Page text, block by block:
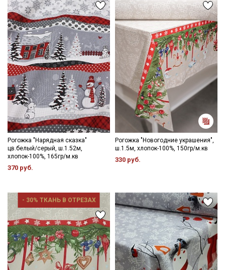
Рогожка "Нарядная сказка"
цв.белый/серый, ш.1.52м,
хлопок-100%, 165гр/м.кв
370 руб.
Рогожка "Новогодние украшения",
ш.1.5м, хлопок-100%, 150гр/м.кв
330 руб.
- 30% ТКАНЬ В ОТРЕЗАХ